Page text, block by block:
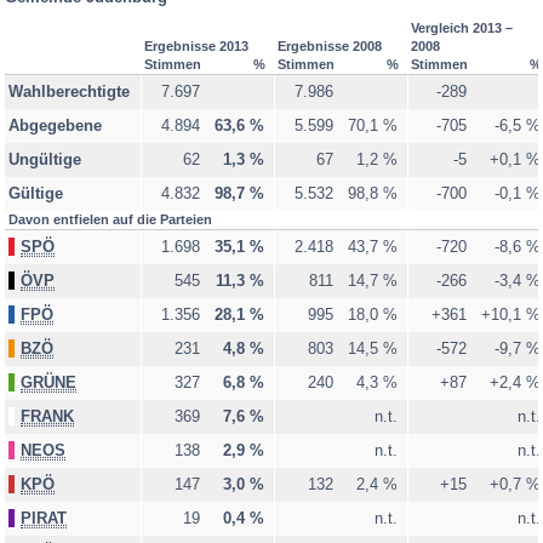
Ergebnisse 2013 Ergebnisse 2008
Vergleich 2013 –
2008
Stimmen
% Stimmen % Stimmen %
Wahlberechtigte 7.697 7.986
-289
Abgegebene
4.894 63,6 % 5.599 70,1 % -705
-6,5 %
Ungültige
62 1,3 % 67 1,2 % -5
+0,1 %
Gültige
4.832 98,7 % 5.532 98,8 % -700 -0,1 %
Davon entfielen auf die Parteien
SPÖ 1.698 35,1 % 2.418 43,7 % -720
-8,6 %
ÖVP
545 11,3 % 811 14,7 % -266
-3,4 %
FPÖ
1.356 28,1 % 995 18,0 % +361
+10,1 %
BZÖ
231 4,8 % 803 14,5 % -572
-9,7 %
GRÜNE
327 6,8 % 240 4,3 % +87
+2,4 %
FRANK
369 7,6 % n.t.
n.t.
NEOS
138 2,9 % n.t.
n.t.
KPÖ
147 3,0 % 132 2,4 % +15
+0,7 %
PIRAT
19 0,4 % n.t.
n.t.
Sankt Margarethen bei Knittelfeld
Sankt Oswald-Möderbrugg
Sankt Peter ob Judenburg
Sankt Wolfgang-Kienberg
Seckau
Spielberg
Unzmarkt-Frauenburg
Weißkirchen in Steiermark
Zeltweg
Briefwahl - Murtal
Legende
vollständig ausgezählt
teilweise ausgezählt
noch nicht ausgezählt